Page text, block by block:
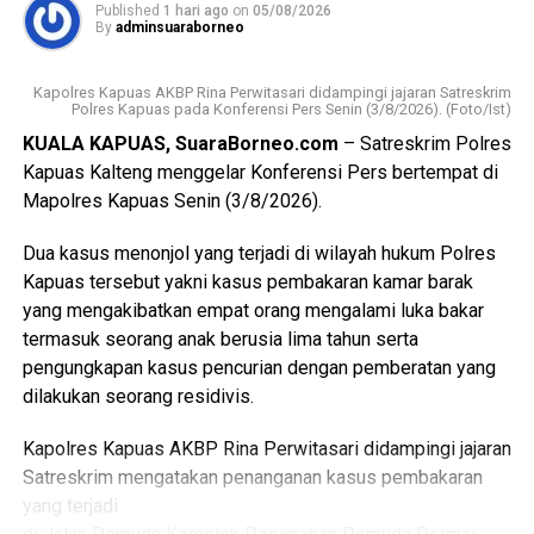
pada pelayanan kesehatan ibu dan anak, tetapi juga
mencakup enam bidang Standar Pelayanan Minimal.
Ia mengatakan keberhasilan implementasi Posyandu 6
Bidang SPM memerlukan kolaborasi seluruh pihak mulai
dari pemerintah daerah pemerintah kecamatan pemerintah
desa tenaga kesehatan kader Posyandu hingga
“Oleh karena itu sinergi lintas sektor menjadi kunci agar
berbagai persoalan kesehatan dan sosial dapat dideteksi
sejak dini serta ditangani secara cepat dan tepat, ” katanya.
Lebih lanjut ia mengatakan melalui kegiatan tersebut Tim
Pembina Posyandu Kabupaten Kapuas juga memperkuat
koordinasi.
“Dalam hal ini dengan pemerintah kecamatan pemerintah
Published 1 hari ago on 05/08/2026
By adminsuaraborneo
Kapolres Kapuas AKBP Rina Perwitasari didampingi jajaran Satreskrim
Polres Kapuas pada Konferensi Pers Senin (3/8/2026). (Foto/Ist)
KUALA KAPUAS, SuaraBorneo.com – Satreskrim Polres
Kapuas Kalteng menggelar Konferensi Pers bertempat di
Mapolres Kapuas Senin (3/8/2026).
Dua kasus menonjol yang terjadi di wilayah hukum Polres
Kapuas tersebut yakni kasus pembakaran kamar barak
yang mengakibatkan empat orang mengalami luka bakar
termasuk seorang anak berusia lima tahun serta
pengungkapan kasus pencurian dengan pemberatan yang
dilakukan seorang residivis.
Kapolres Kapuas AKBP Rina Perwitasari didampingi jajaran
Satreskrim mengatakan penanganan kasus pembakaran
yang terjadi